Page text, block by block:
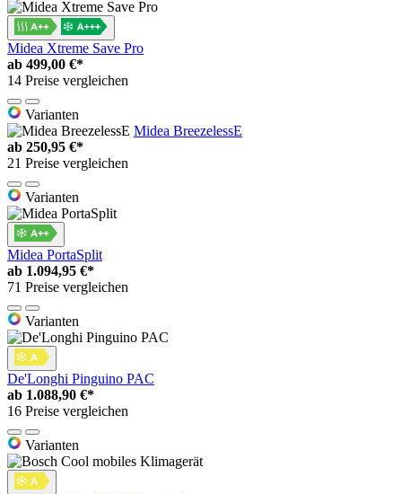
Midea Xtreme Save Pro
ab 499,00 €*
14 Preise vergleichen
Varianten
Midea BreezelessE
ab 250,95 €*
21 Preise vergleichen
Varianten
Midea PortaSplit
ab 1.094,95 €*
71 Preise vergleichen
Varianten
De'Longhi Pinguino PAC
ab 1.088,90 €*
16 Preise vergleichen
Varianten